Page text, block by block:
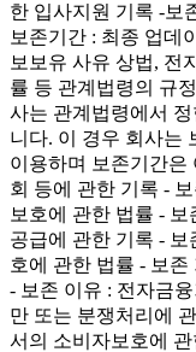
한 입사지원 기록 -보
보존기간 : 최종 업데
보보유 사유 상법, 전
률 등 관계법령의 규
사는 관계법령에서
니다. 이 경우 회사는
이용하며 보존기간은
회 등에 관한 기록 -
보호에 관한 법률 - 보
공급에 관한 기록 -
호에 관한 법률 - 보존
- 보존 이유 : 전자금
만 또는 분쟁처리에
서의 소비자보호에 관